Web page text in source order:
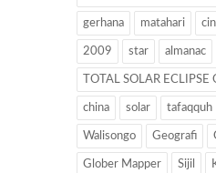
gerhana matahari
2009 star almanac
TOTAL SOLAR
china solar tafaqquh
Walisongo Geografi
Glober Mapper Sijil